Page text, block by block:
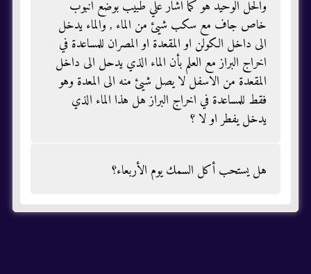
والحل الوحيد هو كما اشار علي طبيب بوضع انبوب
خاص جاف مع سكب شيئ من الماء , والماء يدخل
الى داخل الكولن او المقعدة او المصران للمساعدة في
اخراج البراز مع العلم بأن الماء الذي يدحل الى داخل
المقعدة من الاسفل لا يصل شيئ منه الى المعدة وهو
فقط للمساعدة في اخراج البراز هل هذا الماء الذي
يدخل يفطر او لا ؟
هل يستحب أكل السمك يوم الأربعاء؟